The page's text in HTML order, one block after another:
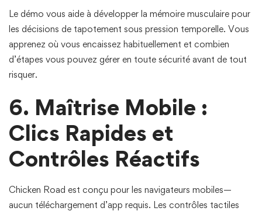
Le démo vous aide à développer la mémoire musculaire pour
les décisions de tapotement sous pression temporelle. Vous
apprenez où vous encaissez habituellement et combien
d’étapes vous pouvez gérer en toute sécurité avant de tout
risquer.
6. Maîtrise Mobile :
Clics Rapides et
Contrôles Réactifs
Chicken Road est conçu pour les navigateurs mobiles—
aucun téléchargement d’app requis. Les contrôles tactiles